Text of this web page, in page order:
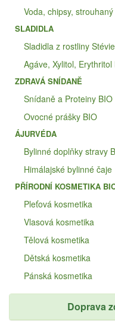
Voda, chipsy,
SLADIDLA
Sladidla z rostliny Stévie
Agáve, Xylitol, Erythritol
ZDRAVÁ SNÍDANĚ
Snídaně a Proteiny BIO
Ovocné prášky BIO
ÁJURVÉDA
Bylinné doplňky stravy
Himálajské bylinné čaje
PŘÍRODNÍ KOSMETIKA
Pleťová kosmetika
Vlasová kosmetika
Tělová kosmetika
Dětská kosmetika
Pánská kosmetika
Doprava